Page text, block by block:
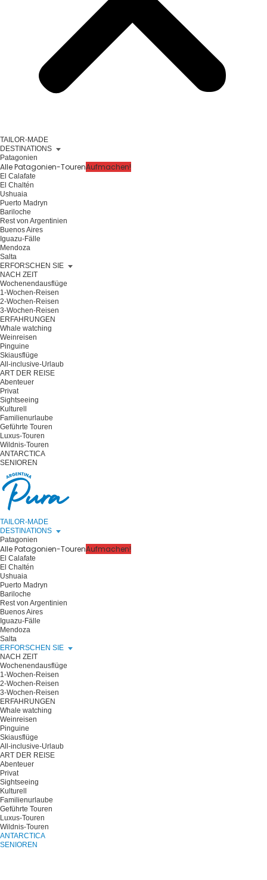
TAILOR-MADE
DESTINATIONS
Patagonien
Alle Patagonien-TourenAufmachen!
El Calafate
El Chaltén
Ushuaia
Puerto Madryn
Bariloche
Rest von Argentinien
Buenos Aires
Iguazu-Fälle
Mendoza
Salta
ERFORSCHEN SIE
NACH ZEIT
Wochenendausflüge
1-Wochen-Reisen
2-Wochen-Reisen
3-Wochen-Reisen
ERFAHRUNGEN
Whale watching
Weinreisen
Pinguine
Skiausflüge
All-inclusive-Urlaub
ART DER REISE
Abenteuer
Privat
Sightseeing
Kulturell
Familienurlaube
Geführte Touren
Luxus-Touren
Wildnis-Touren
ANTARCTICA
SENIOREN
TAILOR-MADE
DESTINATIONS
Patagonien
Alle Patagonien-TourenAufmachen!
El Calafate
El Chaltén
Ushuaia
Puerto Madryn
Bariloche
Rest von Argentinien
Buenos Aires
Iguazu-Fälle
Mendoza
Salta
ERFORSCHEN SIE
NACH ZEIT
Wochenendausflüge
1-Wochen-Reisen
2-Wochen-Reisen
3-Wochen-Reisen
ERFAHRUNGEN
Whale watching
Weinreisen
Pinguine
Skiausflüge
All-inclusive-Urlaub
ART DER REISE
Abenteuer
Privat
Sightseeing
Kulturell
Familienurlaube
Geführte Touren
Luxus-Touren
Wildnis-Touren
ANTARCTICA
SENIOREN